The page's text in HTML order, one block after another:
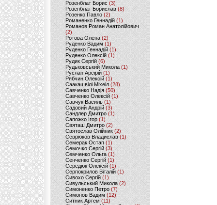
Розенблат Борис (3)
Розенблат Борислав (8)
Розенко Павло (2)
Романенко Геннадій (1)
Романов Роман Анатолійович
(2)
Ротова Олена(2)
Руденко Вадим (1)
Руденко Геннадій (1)
Руденко Олексій(1)
Рудик Сергій(6)
Рудьковський Микола (1)
Руслан Арсірій(1)
Рябчин Олексій (1)
Саакашвілі Міхеіл(28)
Савченко Надія (50)
Савченко Олексій(1)
Савчук Василь (1)
Садовий Андрій (3)
Сандлер Дмитро(1)
Сапожко Ігор(1)
Святаш Дмитро (2)
Святослав Олійник (2)
Севрюков Владислав (1)
Семерак Остап (1)
Семочко Сергій (3)
Семченко Ольга (1)
Сенченко Сергій(1)
Середюк Олексій(1)
Серпокрилов Віталій(1)
Сивохо Сергій(1)
Сивульський Микола(2)
Симоненко Петро(7)
Симонов Вадим (12)
Ситник Артем(11)